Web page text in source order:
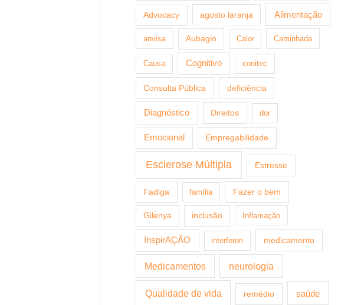
Advocacy agosto laranja Alimentação
anvisa Aubagio Calor Caminhada
Causa Cognitivo conitec
Consulta Pública deficiência
Diagnóstico Direitos dor
Emocional Empregabilidade
Esclerose Múltipla Estresse
Fadiga família Fazer o bem
Gilenya inclusão Inflamação
InspirAÇÃO interferon medicamento
Medicamentos neurologia
Qualidade de vida remédio saúde